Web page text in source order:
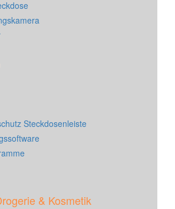
Steckdosenleiste
& Kosmetik